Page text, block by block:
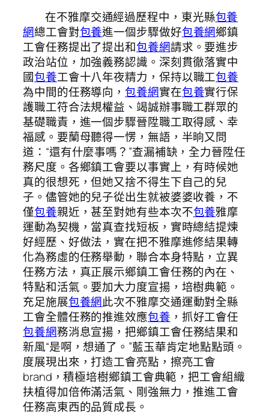
在不雅摩交通經過歷程中，東光縣包養
網總工會對包養進一個步驟做好包養網鄉鎮
工會任務提出了提出和包養網請求。要進步
政治站位，加強義務認識。深刻貫徹落實中
國包養工會十八年夜精力，保持以職工包養
為中間的任務導向，包養網實在包養實行保
護職工符合法規權益、竭誠辦事職工群眾的
基礎職責，進一個步驟晉陞職工取得感、幸
福感。要蘭母聽得一愣，無語，半晌又問
道：“還有什麼事嗎？”查漏補缺，全力晉陞任
務尺度。各鄉鎮工會要以事實上，有時候她
真的很想死，但她又捨不得生下自己的兒
子。儘管她的兒子從出生就被婆婆收養，不
僅包養親近，甚至對她有些本次不包養雅摩
運動為契機，當真查找短板，實時總結提煉
好經歷、好做法，實在把不雅摩進修結果轉
化為務虛的任務舉動，聯合本身特點，立異
任務方法，真正展示鄉鎮工會任務的內在、
特點和活氣。要加大力度宣揚，培樹典範。
充足施展包養網此次不雅摩交通運動對全縣
工會全體任務的推進效應包養 ，抓好工會任
包養網務消息宣揚，把鄉鎮工會任務結果和
新風“是啊，想通了。”藍玉華肯定地點點頭。
度展現出來，打造工會亮點，擦亮工會
brand，積極培樹鄉鎮工會典範，把工會組織
扶植得加倍佈滿活氣、剛強無力，推進工會
任務高東西的品質成長。